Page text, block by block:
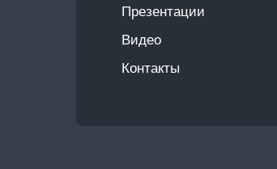
Презентации
Видео
Контакты